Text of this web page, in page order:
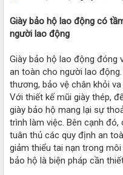
Giày bảo hộ lao động có
người lao động
Giày bảo hộ lao động đóng
an toàn cho người lao
thương, bảo vệ chân khỏi
Với thiết kế mũi giày thép,
giày bảo hộ mang lại sự
trình làm việc. Bên cạnh
tuân thủ các quy định an
giảm thiểu tai nạn trong
bảo hộ là biện pháp cần